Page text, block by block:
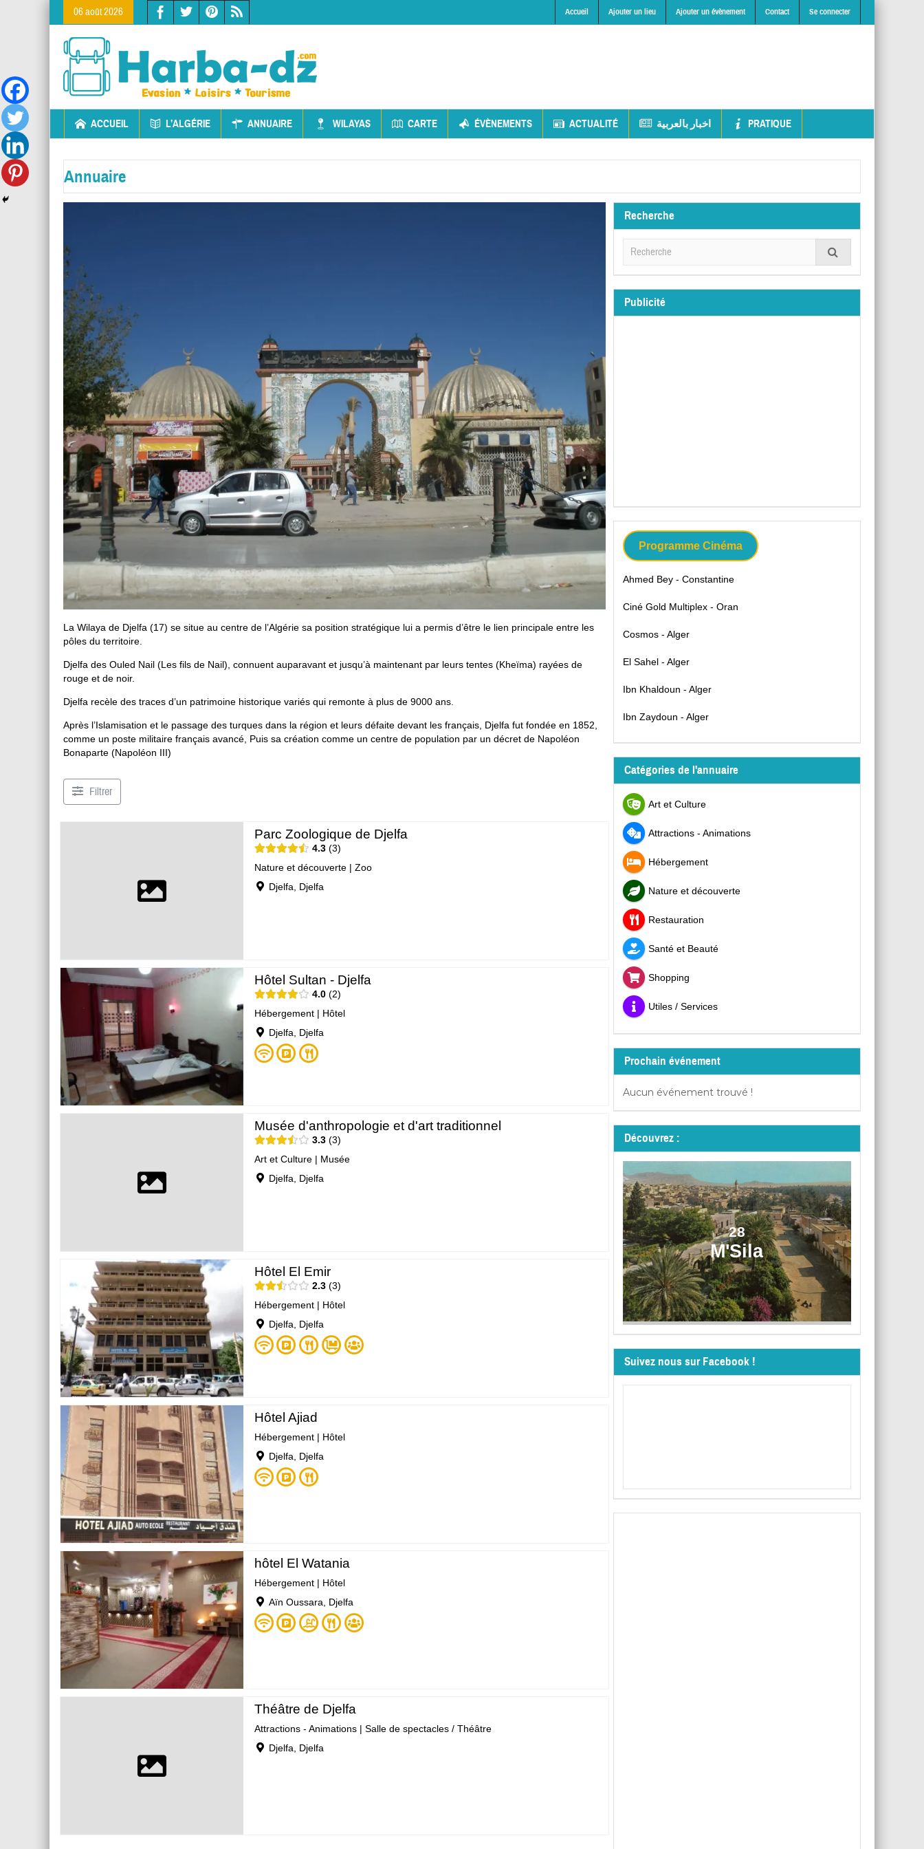
06 août 2026 Accueil Ajouter un lieu Ajouter un évènement Contact Se connecter
ACCUEIL L’ALGÉRIE ANNUAIRE WILAYAS CARTE ÉVÈNEMENTS ACTUALITÉ اخبار بالعربية PRATIQUE
Annuaire
La Wilaya de Djelfa (17) se situe au centre de l’Algérie sa position stratégique lui a permis d’être le lien principale entre les
pôles du territoire.
Djelfa des Ouled Nail (Les fils de Nail), connuent auparavant et jusqu’à maintenant par leurs tentes (Kheïma) rayées de
rouge et de noir.
Djelfa recèle des traces d’un patrimoine historique variés qui remonte à plus de 9000 ans.
Après l’Islamisation et le passage des turques dans la région et leurs défaite devant les français, Djelfa fut fondée en 1852,
comme un poste militaire français avancé, Puis sa création comme un centre de population par un décret de Napoléon
Bonaparte (Napoléon III)
Filtrer
Parc Zoologique de Djelfa
4.3 3
Nature et découverte| Zoo
Djelfa, Djelfa
Hôtel Sultan - Djelfa
4.0 2
Hébergement| Hôtel
Djelfa, Djelfa
Musée d'anthropologie et d'art traditionnel
3.3 3
Art et Culture| Musée
Djelfa, Djelfa
Hôtel El Emir
2.3 3
Hébergement| Hôtel
Djelfa, Djelfa
Hôtel Ajiad
Hébergement| Hôtel
Djelfa, Djelfa
hôtel El Watania
Hébergement| Hôtel
Aïn Oussara, Djelfa
Théâtre de Djelfa
Attractions - Animations| Salle de spectacles / Théâtre
Djelfa, Djelfa
Recherche
Publicité
Programme Cinéma
Ahmed Bey - Constantine
Ciné Gold Multiplex - Oran
Cosmos - Alger
El Sahel - Alger
Ibn Khaldoun - Alger
Ibn Zaydoun - Alger
Catégories de l'annuaire
Art et Culture
Attractions - Animations
Hébergement
Nature et découverte
Restauration
Santé et Beauté
Shopping
Utiles / Services
Prochain événement
Aucun événement trouvé !
Découvrez :
28
M'Sila
Suivez nous sur Facebook !